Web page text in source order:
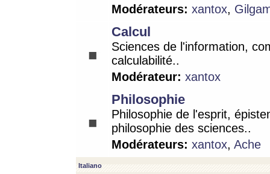
Modérateurs: xantox,
Calcul
Sciences de l'information,
calculabilité..
Modérateur: xantox
Philosophie
Philosophie de l'esprit,
philosophie des sciences..
Modérateurs: xantox, Ache
Italiano